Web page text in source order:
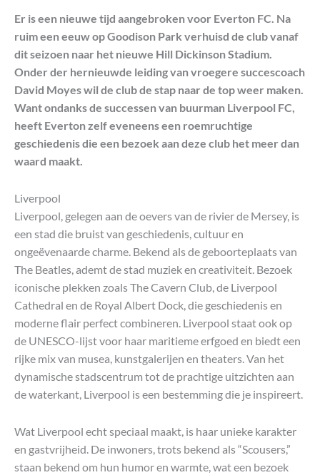
Er is een nieuwe tijd aangebroken voor Everton FC. Na
ruim een eeuw op Goodison Park verhuisd de club vanaf
dit seizoen naar het nieuwe Hill Dickinson Stadium.
Onder der hernieuwde leiding van vroegere succescoach
David Moyes wil de club de stap naar de top weer maken.
Want ondanks de successen van buurman Liverpool FC,
heeft Everton zelf eveneens een roemruchtige
geschiedenis die een bezoek aan deze club het meer dan
waard maakt.
Liverpool
Liverpool, gelegen aan de oevers van de rivier de Mersey, is
een stad die bruist van geschiedenis, cultuur en
ongeëvenaarde charme. Bekend als de geboorteplaats van
The Beatles, ademt de stad muziek en creativiteit. Bezoek
iconische plekken zoals The Cavern Club, de Liverpool
Cathedral en de Royal Albert Dock, die geschiedenis en
moderne flair perfect combineren. Liverpool staat ook op
de UNESCO-lijst voor haar maritieme erfgoed en biedt een
rijke mix van musea, kunstgalerijen en theaters. Van het
dynamische stadscentrum tot de prachtige uitzichten aan
de waterkant, Liverpool is een bestemming die je inspireert.
Wat Liverpool echt speciaal maakt, is haar unieke karakter
en gastvrijheid. De inwoners, trots bekend als “Scousers,”
staan bekend om hun humor en warmte, wat een bezoek